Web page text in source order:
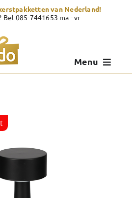
van Nederland!
Bel 085-7441653 ma - vr
Menu